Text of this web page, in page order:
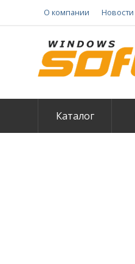
О компании Новости
Каталог